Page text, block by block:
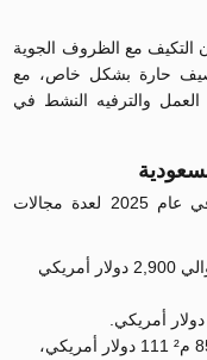
التكيف مع الظروف الجوية
حارة بشكل خاص، مع
مما يعقد العمل والترفيه النشط في
وفقًا لمؤشر نامبيو، تبلغ الأسعار في البلاد في عام 2025 لعدة مجالات
تحتاج عائلة مكونة من 4 أشخاص إلى حوالي 2,900 دولار أمريكي
تكلف المرافق لشقة تزيد مساحتها عن 85 م² 111 دولار أمريكي،